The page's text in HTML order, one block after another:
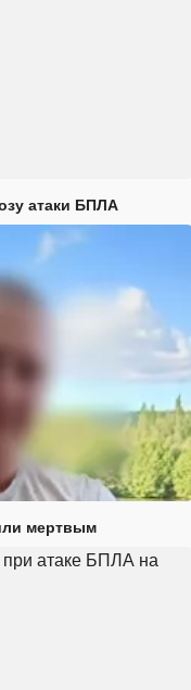
атаки БПЛА
мертвым